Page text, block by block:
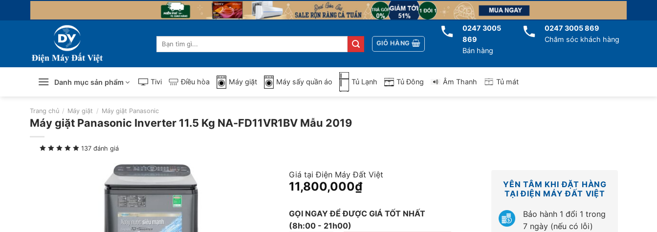
Tìm
kiếm:
GIỎ HÀNG
0247 3005
869
Bán hàng
0247 3005 869
Chăm sóc khách hàng
Danh mục sản phẩm Tivi Điều hòa Máy giặt Máy sấy quần áo Tủ Lạnh Tủ Đông Âm Thanh Tủ mát
Trang chủ / Máy giặt / Máy giặt Panasonic
Máy giặt Panasonic Inverter 11.5 Kg NA-FD11VR1BV Mẫu 2019
137 đánh giá
Giá tại Điện Máy Đất Việt
11,800,000₫
GỌI NGAY ĐỂ ĐƯỢC GIÁ TỐT NHẤT
(8h:00 - 21h00)
YÊN TÂM KHI ĐẶT HÀNG
TẠI ĐIỆN MÁY ĐẤT VIỆT
Bảo hành 1 đổi 1 trong
7 ngày (nếu có lỗi)